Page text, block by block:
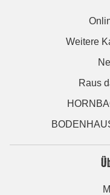
Weitere
Raus